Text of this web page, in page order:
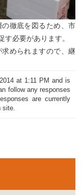
徹底を図るため、市
必要があります。
められますので、継
at 1:11 PM and is
follow any responses
are currently
site.